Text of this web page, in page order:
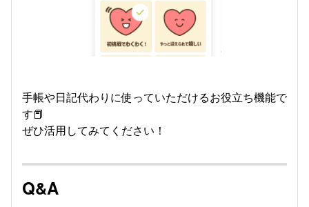
手帳や日記代わりに使っていただけるお役立ち機能で
す📕
ぜひ活用してみてください！
Q&A